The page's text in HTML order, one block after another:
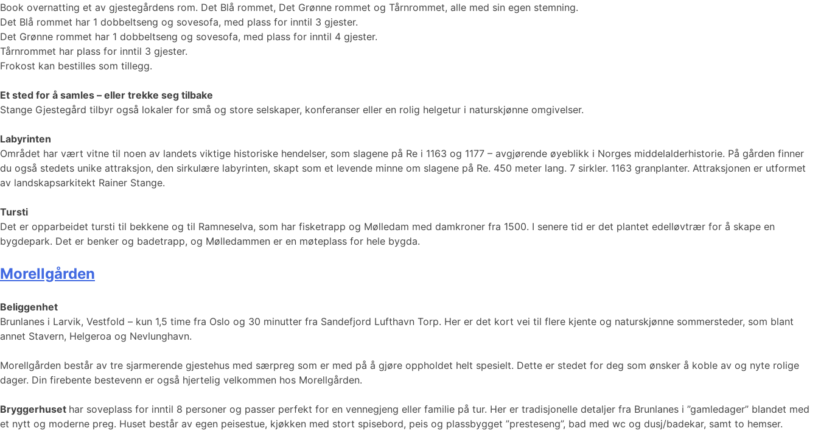
Book overnatting et av gjestegårdens rom. Det Blå rommet, Det Grønne rommet og Tårnrommet, alle med sin egen stemning.
Det Blå rommet har 1 dobbeltseng og sovesofa, med plass for inntil 3 gjester.
Det Grønne rommet har 1 dobbeltseng og sovesofa, med plass for inntil 4 gjester.
Tårnrommet har plass for inntil 3 gjester.
Frokost kan bestilles som tillegg.
Et sted for å samles – eller trekke seg tilbake
Stange Gjestegård tilbyr også lokaler for små og store selskaper, konferanser eller en rolig helgetur i naturskjønne omgivelser.
Labyrinten
Området har vært vitne til noen av landets viktige historiske hendelser, som slagene på Re i 1163 og 1177 – avgjørende øyeblikk i Norges middelalderhistorie. På gården finner
du også stedets unike attraksjon, den sirkulære labyrinten, skapt som et levende minne om slagene på Re. 450 meter lang. 7 sirkler. 1163 granplanter. Attraksjonen er utformet
av landskapsarkitekt Rainer Stange.
Tursti
Det er opparbeidet tursti til bekkene og til Ramneselva, som har fisketrapp og Mølledam med damkroner fra 1500. I senere tid er det plantet edelløvtrær for å skape en
bygdepark. Det er benker og badetrapp, og Mølledammen er en møteplass for hele bygda.
Morellgården
Beliggenhet
Brunlanes i Larvik, Vestfold – kun 1,5 time fra Oslo og 30 minutter fra Sandefjord Lufthavn Torp. Her er det kort vei til flere kjente og naturskjønne sommersteder, som blant
annet Stavern, Helgeroa og Nevlunghavn.
Morellgården består av tre sjarmerende gjestehus med særpreg som er med på å gjøre oppholdet helt spesielt. Dette er stedet for deg som ønsker å koble av og nyte rolige
dager. Din firebente bestevenn er også hjertelig velkommen hos Morellgården.
Bryggerhuset har soveplass for inntil 8 personer og passer perfekt for en vennegjeng eller familie på tur. Her er tradisjonelle detaljer fra Brunlanes i ”gamledager” blandet med
et nytt og moderne preg. Huset består av egen peisestue, kjøkken med stort spisebord, peis og plassbygget ”presteseng”, bad med wc og dusj/badekar, samt to hemser.